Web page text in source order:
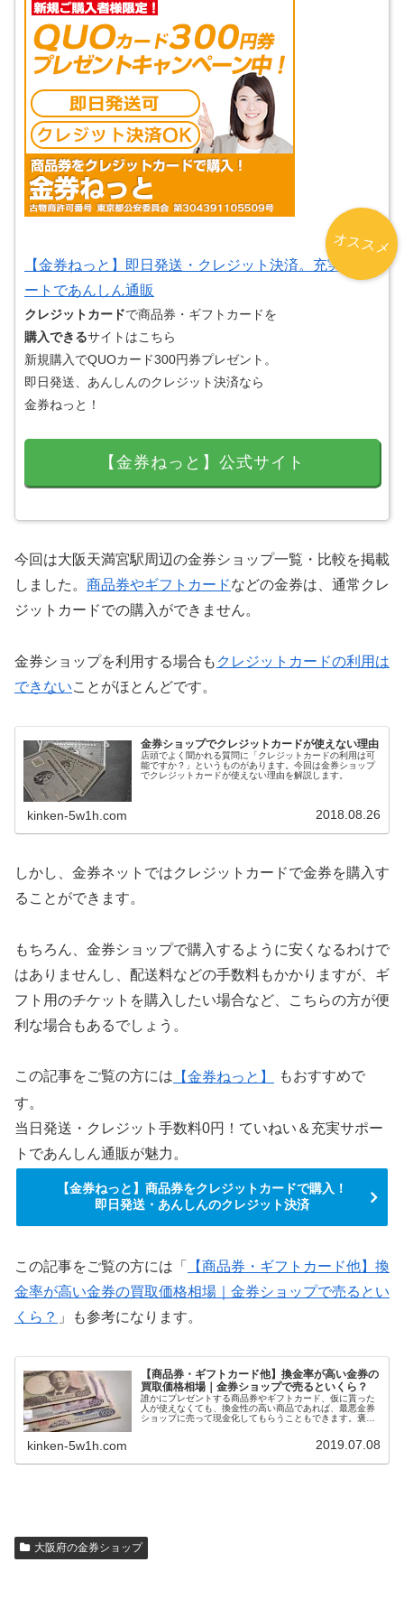
【金券ねっと】即日発送・クレジット決済。充実サポ
ートであんしん通販
クレジットカードで商品券・ギフトカードを
購入できるサイトはこちら
新規購入でQUOカード300円券プレゼント。
即日発送、あんしんのクレジット決済なら
金券ねっと！
【金券ねっと】公式サイト
オススメ
今回は大阪天満宮駅周辺の金券ショップ一覧・比較を掲載
しました。 商品券やギフトカードなどの金券は、通常クレ
ジットカードでの購入ができません。
金券ショップを利用する場合も クレジットカードの利用は
できないことがほとんどです。
金券ショップでクレジットカードが使えない理由
店頭でよく聞かれる質問に「クレジットカードの利用は可
能ですか？」というものがあります。今回は金券ショップ
でクレジットカードが使えない理由を解説します。
kinken-5w1h.com 2018.08.26
しかし、金券ネットではクレジットカードで金券を購入す
ることができます。
もちろん、金券ショップで購入するように安くなるわけで
はありませんし、配送料などの手数料もかかりますが、ギ
フト用のチケットを購入したい場合など、こちらの方が便
利な場合もあるでしょう。
この記事をご覧の方には 【金券ねっと】
もおすすめで
す。
当日発送・クレジット手数料0円！ていねい＆充実サポー
トであんしん通販が魅力。
【金券ねっと】商品券をクレジットカードで購入！
即日発送・あんしんのクレジット決済
この記事をご覧の方には「
【商品券・ギフトカード他】換
金率が高い金券の買取価格相場｜金券ショップで売るとい
くら？ 」も参考になります。
【商品券・ギフトカード他】換金率が高い金券の
買取価格相場｜金券ショップで売るといくら？
誰かにプレゼントする商品券やギフトカード、仮に貰った
人が使えなくても、換金性の高い商品であれば、最悪金券
ショップに売って現金化してもらうこともできます。褒め
品券やギフトカードを選ぶと、自然に利用できる店舗が多
い金券をプレゼントすることにもなります。今回は、換金
kinken-5w1h.com 2019.07.08
大阪府の金券ショップ